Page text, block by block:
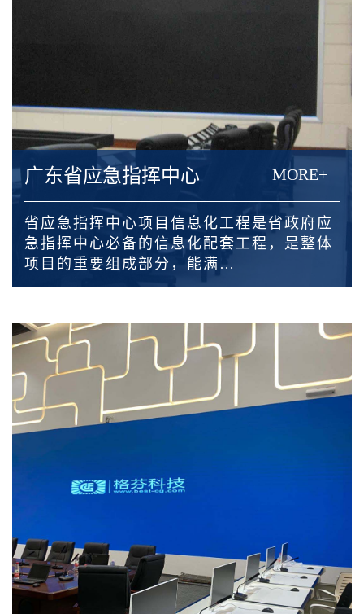
广东省应急指挥中心 MORE+
省应急指挥中心项目信息化工程是省政府应
急指挥中心必备的信息化配套工程，是整体
项目的重要组成部分，能满…